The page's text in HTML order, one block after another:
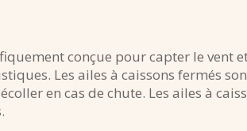
conçue pour capter le vent
Les ailes à caissons fermés
en cas de chute. Les ailes à